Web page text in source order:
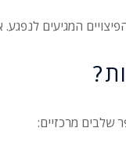
המגיעים לנפגע.
שלבים מרכזיים: